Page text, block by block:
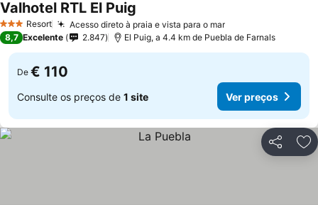
3 EstrelasResort Acesso direto à praia e vista para o mar
Valhotel RTL El Puig
8,7 Excelente 2.847 El Puig, a 4.4 km de Puebla de Farnals
De € 110
Consulte os preços de 1 site Ver preços
Partilhar